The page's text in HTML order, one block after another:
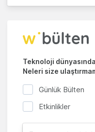
Teknoloji
Neleri size
Günlük Bülten
Etkinlikler